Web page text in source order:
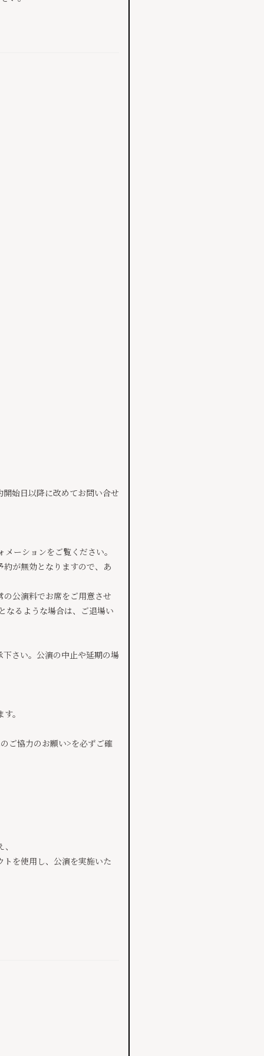
始日以降に改めてお問い合せ
ーションをご覧ください。
が無効となりますので、あ
公演料でお席をご用意させ
なるような場合は、ご退場い
さい。公演の中止や延期の場
。
ご協力のお願い>を必ずご確
を使用し、公演を実施いた